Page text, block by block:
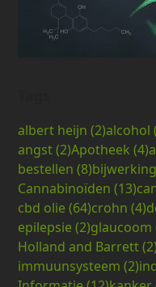
albert heijn (2)alcohol
angst(2)Apotheek (4)
bestellen (8)
Cannabinoïden (13)
cbd olie (64)crohn (4)
epilepsie (2)glaucoom
Holland and Barrett(2)
immuunsysteem (2)